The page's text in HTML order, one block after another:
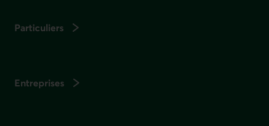
Particuliers
Entreprises